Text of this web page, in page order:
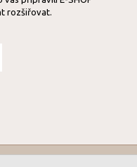
rozšiřovat.